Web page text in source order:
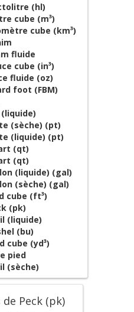
(hl)
cube (m³)
cube (km³)
fluide
cube (in³)
fluide (oz)
foot (FBM)
(sèche) (pt)
(liquide) (pt)
(qt)
(qt)
(liquide) (gal)
(sèche) (gal)
cube (ft³)
(pk)
(liquide)
(bu)
cube (yd³)
pied
(sèche)
Peck (pk)